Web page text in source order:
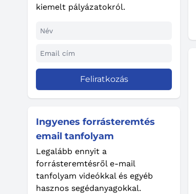
kiemelt pályázatokról.
Feliratkozás
Ingyenes forrásteremtés
email tanfolyam
Legalább ennyit a
forrásteremtésről e-mail
tanfolyam videókkal és egyéb
hasznos segédanyagokkal.